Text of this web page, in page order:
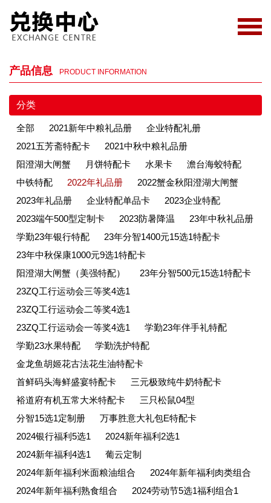
产品信息 PRODUCT INFORMATION
分类
全部 2021新年中粮礼品册
企业特配礼册
2021五芳斋特配卡
2021中秋中粮礼品册
阳澄湖大闸蟹
月饼特配卡 水果卡
澹台海蛟特配
中铁特配
2022年礼品册
2022蟹金秋阳澄湖大闸蟹
2023年礼品册
企业特配单品卡
2023企业特配
2023端午500型定制卡
2023防暑降温
23年中秋礼品册
学勤23年银行特配
23年分智1400元15选1特配卡
23年中秋保康1000元9选1特配卡
阳澄湖大闸蟹（美强特配）
23年分智500元15选1特配卡
23ZQ工行运动会三等奖4选1
23ZQ工行运动会二等奖4选1
23ZQ工行运动会一等奖4选1
学勤23年伴手礼特配
学勤23水果特配
学勤洗护特配
金龙鱼胡姬花古法花生油特配卡
首鲜码头海鲜盛宴特配卡
三元极致纯牛奶特配卡
裕道府有机五常大米特配卡
三只松鼠04型
分智15选1定制册
万事胜意大礼包E特配卡
2024银行福利5选1
2024新年福利2选1
2024新年福利4选1
葡云定制
2024年新年福利米面粮油组合
2024年新年福利肉类组合
2024年新年福利熟食组合
2024劳动节5选1福利组合1